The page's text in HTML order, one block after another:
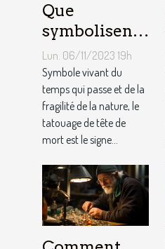
Que
symbolisent
les Tatouages
Têtes de
Mort ?
Lun. 06/11/2023 19h
Symbole vivant du
temps qui passe et de la
fragilité de la nature, le
tatouage de tête de
mort est le signe...